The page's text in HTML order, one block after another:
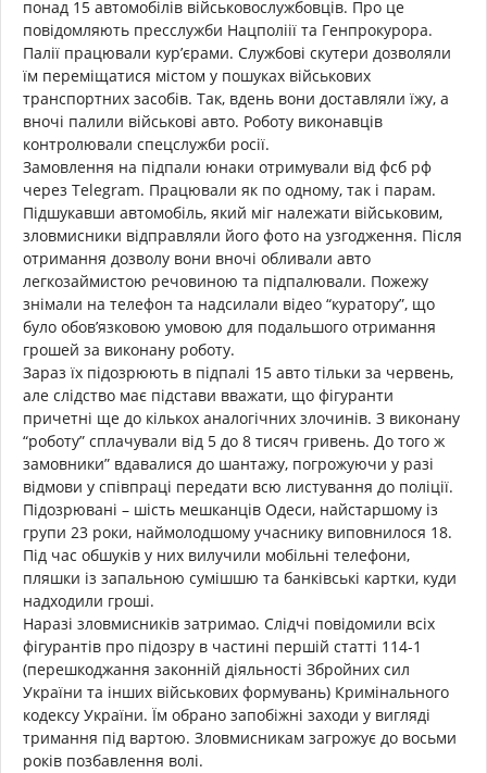
понад 15 автомобілів військовослужбовців. Про це
повідомляють пресслужби Нацполіії та Генпрокурора.
Палії ​​працювали кур’єрами. Службові скутери дозволяли
їм переміщатися містом у пошуках військових
транспортних засобів. Так, вдень вони доставляли їжу, а
вночі палили військові авто. Роботу виконавців
контролювали спецслужби росії.
Замовлення на підпали юнаки отримували від фсб рф
через Тelegram. Працювали як по одному, так і парам.
Підшукавши автомобіль, який міг належати військовим,
зловмисники відправляли його фото на узгодження. Після
отримання дозволу вони вночі обливали авто
легкозаймистою речовиною та підпалювали. Пожежу
знімали на телефон та надсилали відео “куратору”, що
було обов’язковою умовою для подальшого отримання
грошей за виконану роботу.
Зараз їх підозрюють в підпалі 15 авто тільки за червень,
але слідство має підстави вважати, що фігуранти
причетні ще до кількох аналогічних злочинів. З виконану
“роботу” сплачували від 5 до 8 тисяч гривень. До того ж
замовники” вдавалися до шантажу, погрожуючи у разі
відмови у співпраці передати всю листування до поліції.
Підозрювані – шість мешканців Одеси, найстаршому із
групи 23 роки, наймолодшому учаснику виповнилося 18.
Під час обшуків у них вилучили мобільні телефони,
пляшки із запальною сумішшю та банківські картки, куди
надходили гроші.
Наразі зловмисників затримао. Слідчі повідомили всіх
фігурантів про підозру в частині першій статті 114-1
(перешкоджання законній діяльності Збройних сил
України та інших військових формувань) Кримінального
кодексу України. Їм обрано запобіжні заходи у вигляді
тримання під вартою. Зловмисникам загрожує до восьми
років позбавлення волі.